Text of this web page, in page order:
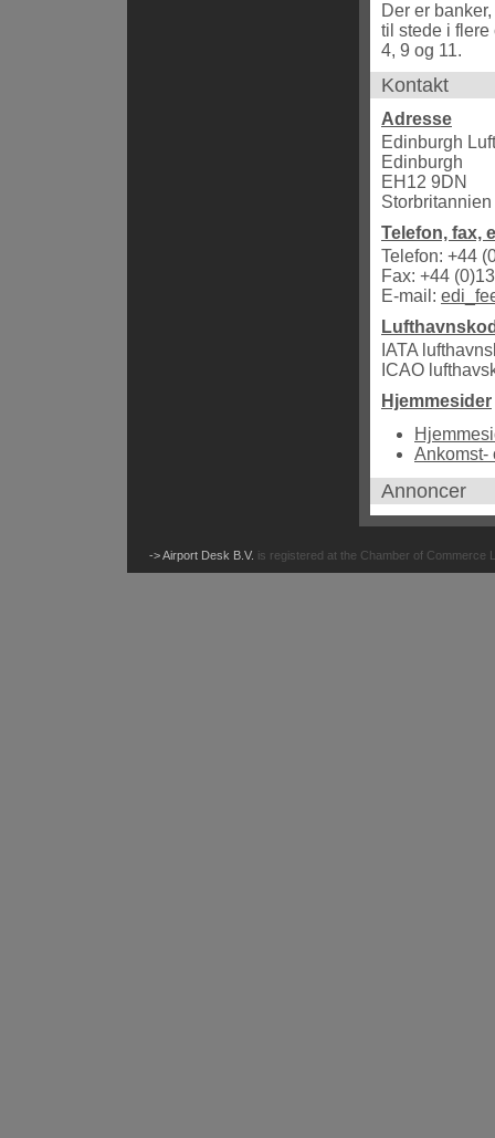
Der er
til stede i flere
4, 9 og 11.
Kontakt
Adresse
Edinburgh
Edinburgh
EH12 9DN
Storbritannien
Telefon, fax,
Telefon: +44
Fax: +44
E-mail:
IATA
ICAO
Hjemmesider
Ankomst-
Annoncer
-> Airport Desk B.V. is registered at the Chamber of Commerce